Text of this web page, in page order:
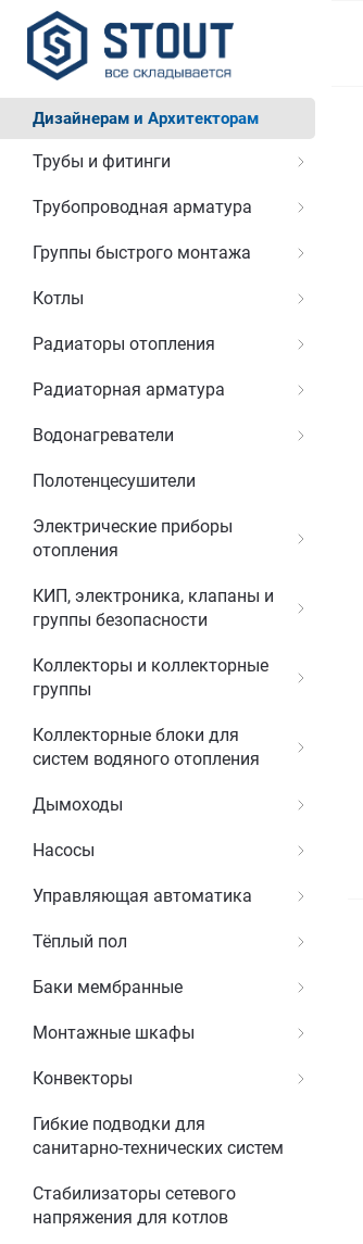
Дизайнерам и Архитекторам
Трубы и фитинги
Трубопроводная арматура
Группы быстрого монтажа
Котлы
Радиаторы отопления
Радиаторная арматура
Водонагреватели
Полотенцесушители
Электрические приборы
отопления
КИП, электроника, клапаны и
группы безопасности
Коллекторы и коллекторные
группы
Коллекторные блоки для
систем водяного отопления
Дымоходы
Насосы
Управляющая автоматика
Тёплый пол
Баки мембранные
Монтажные шкафы
Конвекторы
Гибкие подводки для
санитарно-технических систем
Стабилизаторы сетевого
напряжения для котлов